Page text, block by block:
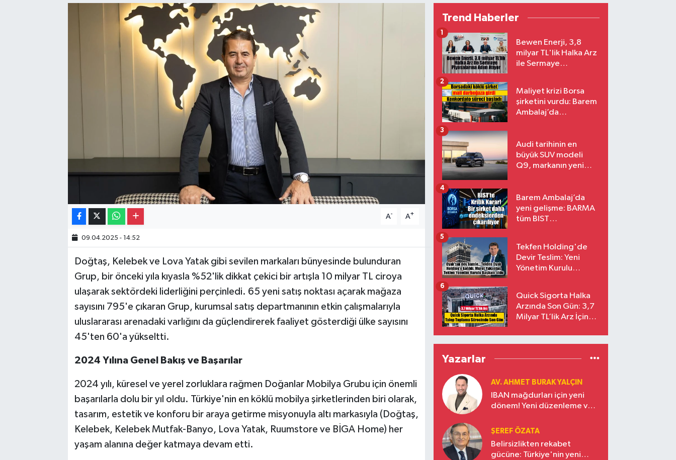
A- A+
09.04.2025 - 14:52
Doğtaş, Kelebek ve Lova Yatak gibi sevilen markaları bünyesinde bulunduran
Grup, bir önceki yıla kıyasla %52'lik dikkat çekici bir artışla 10 milyar TL ciroya
ulaşarak sektördeki liderliğini perçinledi. 65 yeni satış noktası açarak mağaza
sayısını 795'e çıkaran Grup, kurumsal satış departmanının etkin çalışmalarıyla
uluslararası arenadaki varlığını da güçlendirerek faaliyet gösterdiği ülke sayısını
45'ten 60'a yükseltti.
2024 Yılına Genel Bakış ve Başarılar
2024 yılı, küresel ve yerel zorluklara rağmen Doğanlar Mobilya Grubu için önemli
başarılarla dolu bir yıl oldu. Türkiye'nin en köklü mobilya şirketlerinden biri olarak,
tasarım, estetik ve konforu bir araya getirme misyonuyla altı markasıyla (Doğtaş,
Kelebek, Kelebek Mutfak-Banyo, Lova Yatak, Ruumstore ve BİGA Home) her
yaşam alanına değer katmaya devam etti.
Trend Haberler
Bewen Enerji, 3,8
milyar TL'lik Halka Arz
ile Sermaye
1
Maliyet krizi Borsa
şirketini vurdu: Barem
Ambalaj’da
2
Audi tarihinin en
büyük SUV modeli
Q9, markanın yeni
3
Barem Ambalaj’da
yeni gelişme: BARMA
tüm BIST
4
Tekfen Holding'de
Devir Teslim: Yeni
Yönetim Kurulu
5
Quick Sigorta Halka
Arzında Son Gün: 3,7
Milyar TL’lik Arz İçin
Eriyor
6
Yazarlar
AV. AHMET BURAK YALÇIN
IBAN mağdurları için yeni
dönem! Yeni düzenleme ve
ŞEREF ÖZATA
Belirsizlikten rekabet
gücüne: Türkiye'nin yeni